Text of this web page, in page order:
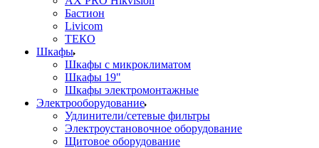
Бастион
Livicom
ТЕКО
Шкафы
Шкафы с микроклиматом
Шкафы 19"
Шкафы электромонтажные
Электрооборудование
Удлинители/сетевые фильтры
Электроустановочное оборудование
Щитовое оборудование